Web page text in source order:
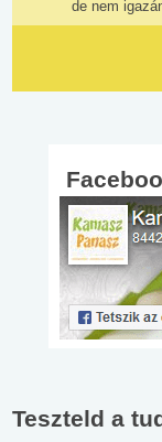
de nem
Teszteld a